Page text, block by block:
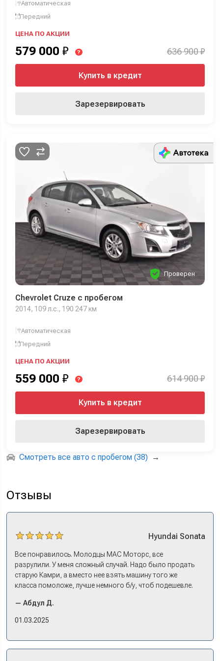
Автоматическая
Передний
ЦЕНА ПО АКЦИИ
579 000 ₽ ? 636 900 ₽
Купить в кредит
Зарезервировать
Проверен
Chevrolet Cruze с пробегом
2014, 109 л.с., 190 247 км
Автоматическая
Передний
ЦЕНА ПО АКЦИИ
559 000 ₽ ? 614 900 ₽
Купить в кредит
Зарезервировать
Смотреть все авто с пробегом (38) →
Отзывы
Hyundai Sonata
Все понравилось. Молодцы МАС Моторс, все
разрулили. У меня сложный случай. Надо было продать
старую Камри, а вместо нее взять машину того же
класса помоложе, лучше немного б/у, чтоб подешевле.
либо самому всем этим заниматься – а работать когда?
Либо искать салон, где есть нормальный трейд-ин. И
Но тогда еще ищи салон, где машины в наличии, а не
— Абдул Д.
01.03.2025